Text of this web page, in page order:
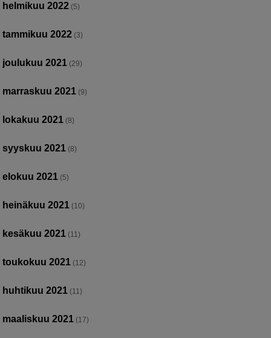
helmikuu 2022 (5)
tammikuu 2022 (3)
joulukuu 2021 (29)
marraskuu 2021 (9)
lokakuu 2021 (8)
syyskuu 2021 (8)
elokuu 2021 (5)
heinäkuu 2021 (10)
kesäkuu 2021 (11)
toukokuu 2021 (12)
huhtikuu 2021 (11)
maaliskuu 2021 (17)